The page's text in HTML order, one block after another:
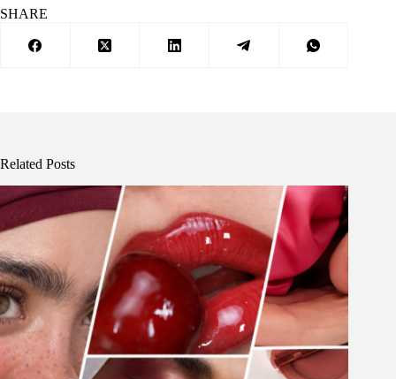
SHARE
Related Posts